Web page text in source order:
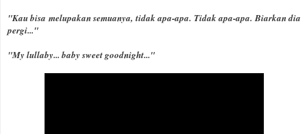
"Kau bisa melupakan semuanya, tidak apa-apa. Tidak apa-apa. Biarkan dia
pergi..."
"My lullaby... baby sweet goodnight..."